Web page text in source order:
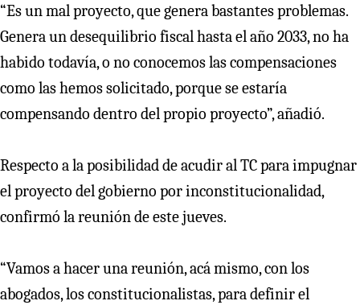
“Es un mal proyecto, que genera bastantes problemas.
Genera un desequilibrio fiscal hasta el año 2033, no ha
habido todavía, o no conocemos las compensaciones
como las hemos solicitado, porque se estaría
compensando dentro del propio proyecto”, añadió.
Respecto a la posibilidad de acudir al TC para impugnar
el proyecto del gobierno por inconstitucionalidad,
confirmó la reunión de este jueves.
“Vamos a hacer una reunión, acá mismo, con los
abogados, los constitucionalistas, para definir el